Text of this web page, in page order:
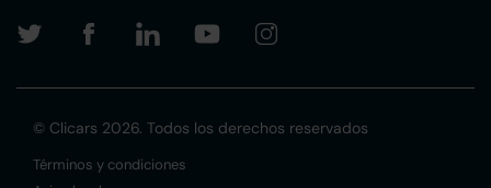
© Clicars 2026. Todos los derechos reservados
Términos y condiciones